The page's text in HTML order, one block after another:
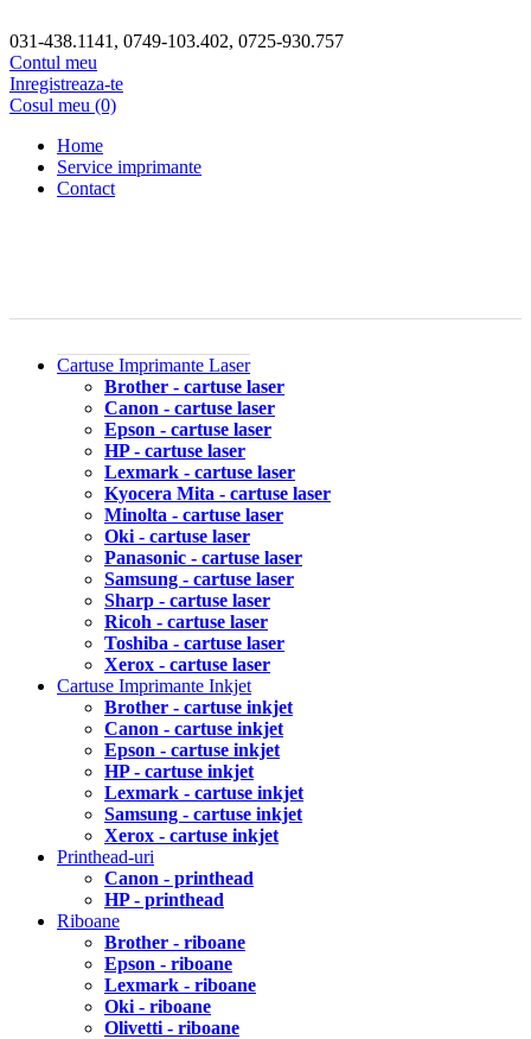
031-438.1141, 0749-103.402, 0725-930.757
Contul meu
Inregistreaza-te
Cosul meu (0)
Home
Service imprimante
Contact
Cartuse Imprimante Laser
Brother - cartuse laser
Canon - cartuse laser
Epson - cartuse laser
HP - cartuse laser
Lexmark - cartuse laser
Kyocera Mita - cartuse laser
Minolta - cartuse laser
Oki - cartuse laser
Panasonic - cartuse laser
Samsung - cartuse laser
Sharp - cartuse laser
Ricoh - cartuse laser
Toshiba - cartuse laser
Xerox - cartuse laser
Cartuse Imprimante Inkjet
Brother - cartuse inkjet
Canon - cartuse inkjet
Epson - cartuse inkjet
HP - cartuse inkjet
Lexmark - cartuse inkjet
Samsung - cartuse inkjet
Xerox - cartuse inkjet
Printhead-uri
Canon - printhead
HP - printhead
Riboane
Brother - riboane
Epson - riboane
Lexmark - riboane
Oki - riboane
Olivetti - riboane